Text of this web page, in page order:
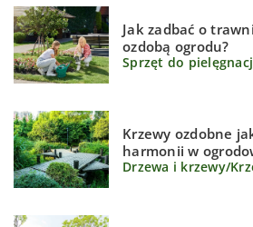
Jak zadbać o
ozdobą ogrodu?
Sprzęt do
Krzewy ozdobne
harmonii w
Drzewa i krzewy/